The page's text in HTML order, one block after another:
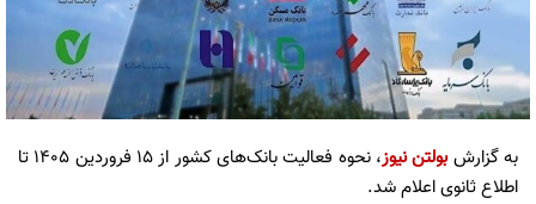
به گزارشبولتن نیوز
، نحوه فعالیت بانک‌های کشور از ۱۵ فروردین ۱۴۰۵ تا
اطلاع ثانوی اعلام شد.